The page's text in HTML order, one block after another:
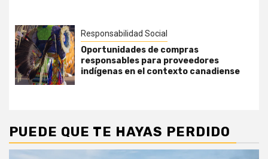
Responsabilidad Social
Oportunidades de compras
responsables para proveedores
indígenas en el contexto canadiense
PUEDE QUE TE HAYAS PERDIDO